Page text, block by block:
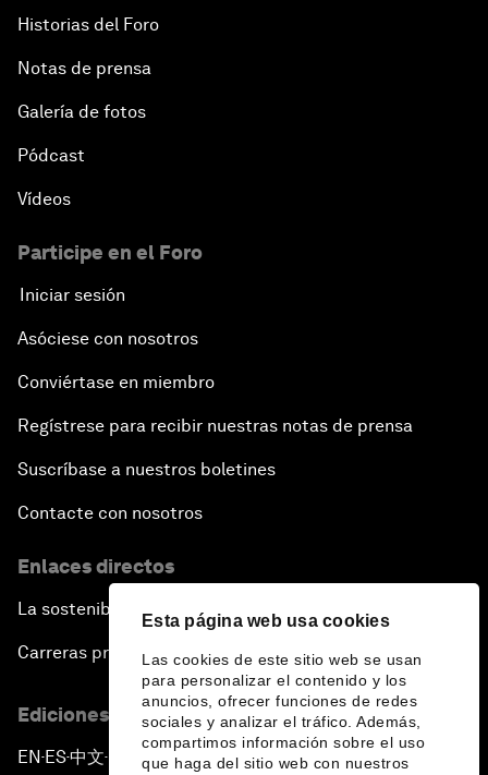
Esta página web usa cookies
Las cookies de este sitio web se usan
para personalizar el contenido y los
anuncios, ofrecer funciones de redes
sociales y analizar el tráfico. Además,
compartimos información sobre el uso
que haga del sitio web con nuestros
Historias del Foro
Notas de prensa
Galería de fotos
Pódcast
Vídeos
Participe en el Foro
Iniciar sesión
Asóciese con nosotros
Conviértase en miembro
Regístrese para recibir nuestras notas de prensa
Suscríbase a nuestros boletines
Contacte con nosotros
Enlaces directos
La sostenibilidad en el Foro
Carreras profesionales
Ediciones en otros idiomas
EN ▪ ES▪中文▪ 日本語